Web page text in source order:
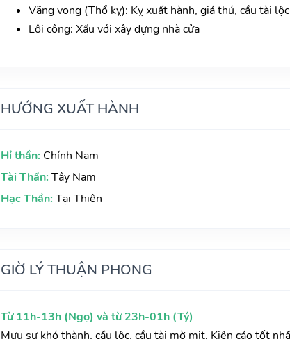
Vãng vong (Thổ kỵ): Kỵ xuất hành, giá thú, cầu tài
Lôi công: Xấu với xây dựng nhà cửa
HƯỚNG XUẤT HÀNH
Hỉ thần: Chính Nam
Tài Thần: Tây Nam
Hạc Thần: Tại Thiên
GIỜ LÝ THUẬN PHONG
Từ 11h-13h (Ngọ) và từ 23h-01h (Tý)
Mưu sự khó thành, cầu lộc, cầu tài mờ mịt. Kiện cáo tốt